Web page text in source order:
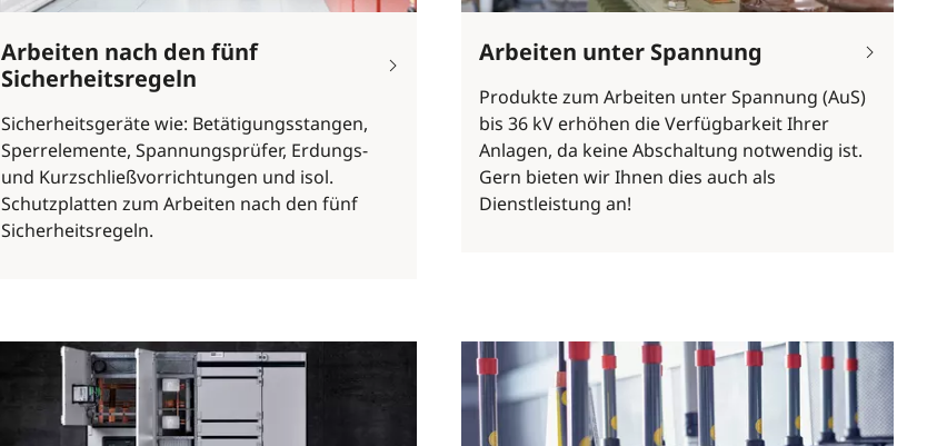
Arbeiten nach den fünf
Sicherheitsregeln
Sicherheitsgeräte wie: Betätigungsstangen,
Sperrelemente, Spannungsprüfer, Erdungs-
und Kurzschließvorrichtungen und isol.
Schutzplatten zum Arbeiten nach den fünf
Sicherheitsregeln.
Arbeiten unter Spannung
Produkte zum Arbeiten unter Spannung (AuS)
bis 36 kV erhöhen die Verfügbarkeit Ihrer
Anlagen, da keine Abschaltung notwendig ist.
Gern bieten wir Ihnen dies auch als
Dienstleistung an!